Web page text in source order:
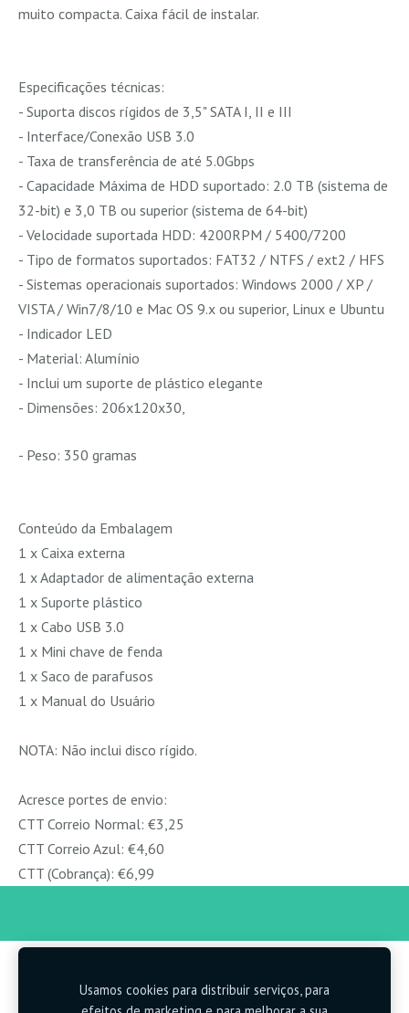
muito compacta. Caixa fácil de instalar.
Especificações técnicas:
- Suporta discos rígidos de 3,5" SATA I, II e III
- Interface/Conexão USB 3.0
- Taxa de transferência de até 5.0Gbps
- Capacidade Máxima de HDD suportado: 2.0 TB (sistema de
32-bit) e 3,0 TB ou superior (sistema de 64-bit)
- Velocidade suportada HDD: 4200RPM / 5400/7200
- Tipo de formatos suportados: FAT32 / NTFS / ext2 / HFS
- Sistemas operacionais suportados: Windows 2000 / XP /
VISTA / Win7/8/10 e Mac OS 9.x ou superior, Linux e Ubuntu
- Indicador LED
- Material: Alumínio
- Inclui um suporte de plástico elegante
- Dimensões: 206x120x30,
- Peso: 350 gramas
Conteúdo da Embalagem
1 x Caixa externa
1 x Adaptador de alimentação externa
1 x Suporte plástico
1 x Cabo USB 3.0
1 x Mini chave de fenda
1 x Saco de parafusos
1 x Manual do Usuário
NOTA: Não inclui disco rígido.
Acresce portes de envio:
CTT Correio Normal: €3,25
CTT Correio Azul: €4,60
CTT (Cobrança): €6,99
Cookies
Usamos cookies para distribuir serviços, para